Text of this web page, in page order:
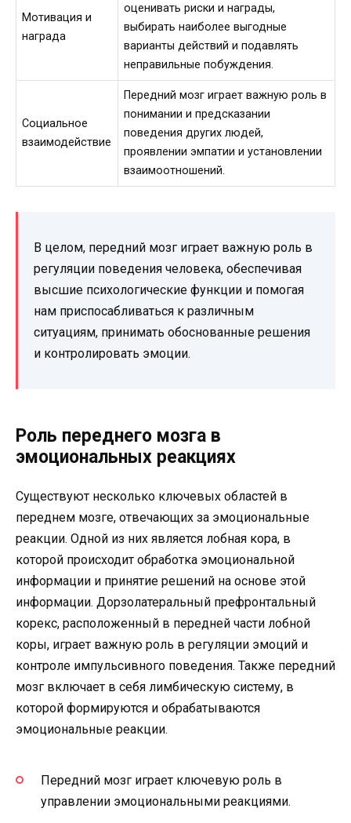
Мотивация и
награда
оценивать риски и награды,
выбирать наиболее выгодные
варианты действий и подавлять
неправильные побуждения.
Социальное
взаимодействие
Передний мозг играет важную роль в
понимании и предсказании
поведения других людей,
проявлении эмпатии и установлении
взаимоотношений.
В целом, передний мозг играет важную роль в
регуляции поведения человека, обеспечивая
высшие психологические функции и помогая
нам приспосабливаться к различным
ситуациям, принимать обоснованные решения
и контролировать эмоции.
Роль переднего мозга в
эмоциональных реакциях
Существуют несколько ключевых областей в
переднем мозге, отвечающих за эмоциональные
реакции. Одной из них является лобная кора, в
которой происходит обработка эмоциональной
информации и принятие решений на основе этой
информации. Дорзолатеральный префронтальный
корекс, расположенный в передней части лобной
коры, играет важную роль в регуляции эмоций и
контроле импульсивного поведения. Также передний
мозг включает в себя лимбическую систему, в
которой формируются и обрабатываются
эмоциональные реакции.
Передний мозг играет ключевую роль в
управлении эмоциональными реакциями.